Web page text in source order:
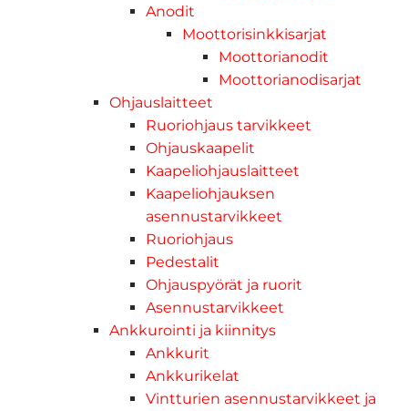
Anodit
Moottorisinkkisarjat
Moottorianodit
Moottorianodisarjat
Ohjauslaitteet
Ruoriohjaus tarvikkeet
Ohjauskaapelit
Kaapeliohjauslaitteet
Kaapeliohjauksen
asennustarvikkeet
Ruoriohjaus
Pedestalit
Ohjauspyörät ja ruorit
Asennustarvikkeet
Ankkurointi ja kiinnitys
Ankkurit
Ankkurikelat
Vintturien asennustarvikkeet ja